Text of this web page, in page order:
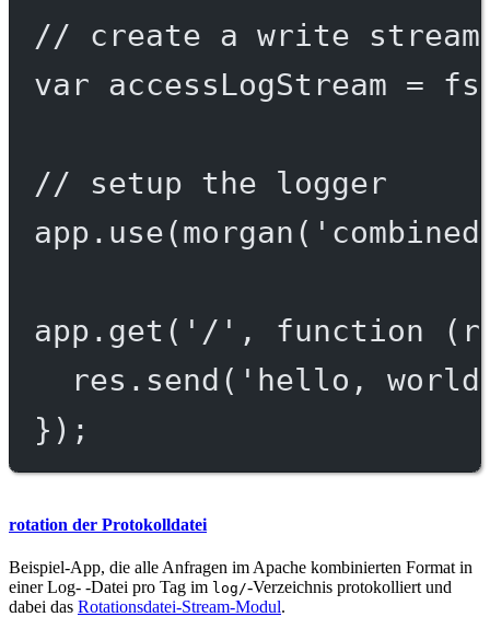
// create a write stream
var accessLogStream =
// setup the logger
app. use(morgan (
app. get ( '/' , function (
res. send ( 'hello,
});
rotation der Protokolldatei
Beispiel-App, die alle Anfragen im Apache kombinierten Format in
einer Log- -Datei pro Tag im log/-Verzeichnis protokolliert und
dabei das Rotationsdatei-Stream-Modul.